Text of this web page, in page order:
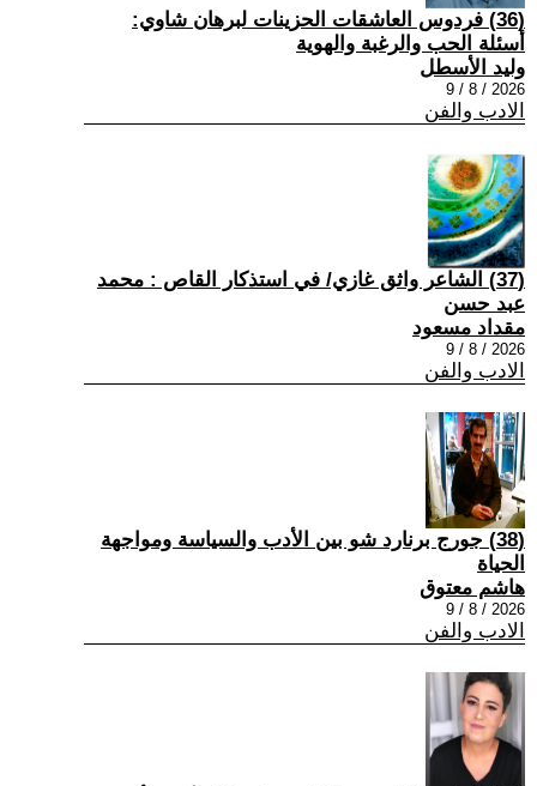
(36) فردوس العاشقات الحزينات لبرهان شاوي:
أسئلة الحب والرغبة والهوية
وليد الأسطل
2026 / 8 / 9
الادب والفن
(37) الشاعر واثق غازي/ في استذكار القاص : محمد
عبد حسن
مقداد مسعود
2026 / 8 / 9
الادب والفن
(38) جورج برنارد شو بين الأدب والسياسة ومواجهة
الحياة
هاشم معتوق
2026 / 8 / 9
الادب والفن